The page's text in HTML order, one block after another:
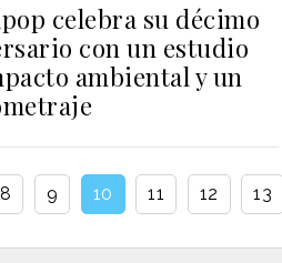
celebra su décimo
con un estudio
ambiental y un
8 9 10 11 12 13